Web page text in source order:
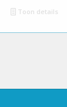
Toon details